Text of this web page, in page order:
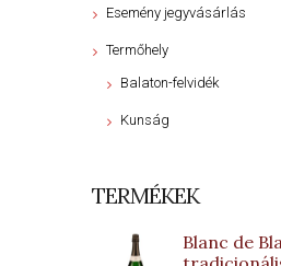
Esemény jegyvásárlás
Termőhely
Balaton-felvidék
Kunság
TERMÉKEK
Blanc de